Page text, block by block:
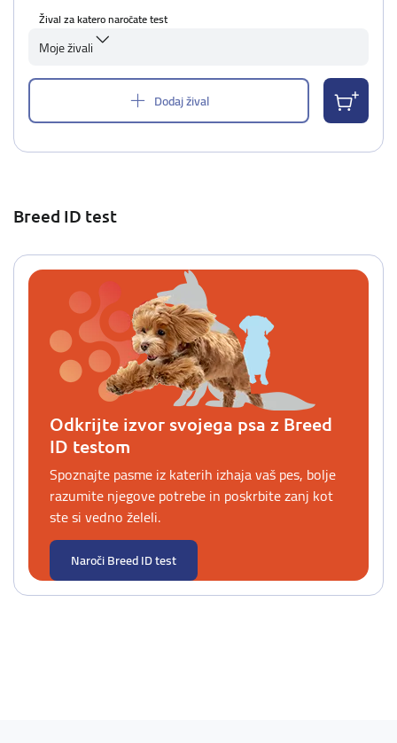
Žival za katero naročate test
Moje živali
Dodaj žival
Breed ID test
Odkrijte izvor svojega psa z Breed
ID testom
Spoznajte pasme iz katerih izhaja vaš pes, bolje
razumite njegove potrebe in poskrbite zanj kot
ste si vedno želeli.
Naroči Breed ID test